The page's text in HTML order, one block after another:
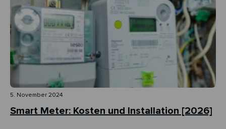
Smart Meter: Kosten und Installation [2026]
5. November 2024